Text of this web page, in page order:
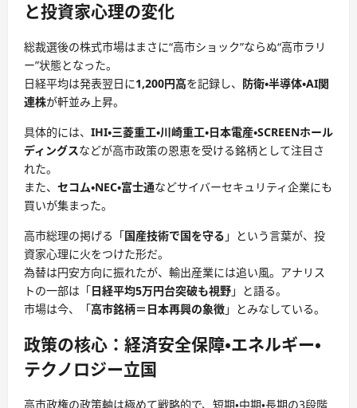
と投資家心理の変化
総裁選後の株式市場はまさに“高市ショック”ならぬ“高市ラリ
ー”状態となった。
日経平均は発表翌日に1,200円高を記録し、 防衛・半導体・AI関
連株が軒並み上昇。
具体的には、 IHI・三菱重工・川崎重工・日本電産・SCREENホール
ディングスなどが高市政策の恩恵を受ける銘柄として注目さ
れた。
また、 セコム・NEC・富士通などサイバーセキュリティ企業にも
買いが集まった。
高市総理の掲げる「国産技術で国を守る 」という言葉が、投
資家心理に火をつけた形だ。
為替は円安方向に振れたが、輸出産業には追い風。アナリス
トの一部は「日経平均5万円台突破も視野」と語る。
市場は今、「高市銘柄＝日本再興の象徴」とみなしている。
政策の核心：経済安全保障・エネルギー・
テクノロジー立国
高市政権の政策軸は極めて戦略的で、短期・中期・長期の3段階